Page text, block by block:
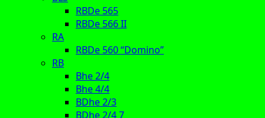
RBDe 565
RBDe 566 II
RA
RBDe 560 “Domino”
RB
Bhe 2/4
Bhe 4/4
BDhe 2/3
BDhe 2/4 7